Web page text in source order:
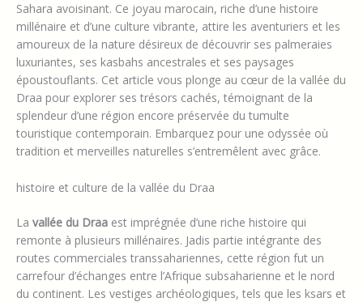
Sahara avoisinant. Ce joyau marocain, riche d’une histoire
millénaire et d’une culture vibrante, attire les aventuriers et les
amoureux de la nature désireux de découvrir ses palmeraies
luxuriantes, ses kasbahs ancestrales et ses paysages
époustouflants. Cet article vous plonge au cœur de la vallée du
Draa pour explorer ses trésors cachés, témoignant de la
splendeur d’une région encore préservée du tumulte
touristique contemporain. Embarquez pour une odyssée où
tradition et merveilles naturelles s’entremêlent avec grâce.
histoire et culture de la vallée du Draa
La vallée du Draa est imprégnée d’une riche histoire qui
remonte à plusieurs millénaires. Jadis partie intégrante des
routes commerciales transsahariennes, cette région fut un
carrefour d’échanges entre l’Afrique subsaharienne et le nord
du continent. Les vestiges archéologiques, tels que les ksars et